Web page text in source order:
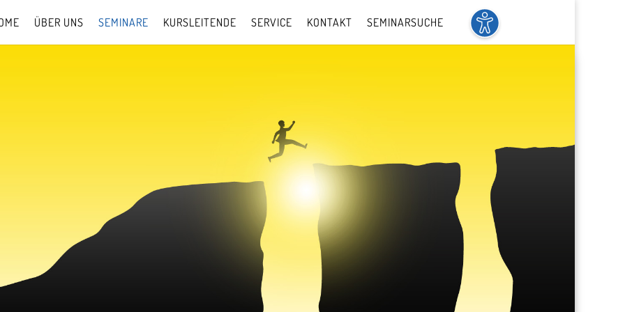
ÜBER UNS SEMINARE KURSLEITENDE SERVICE KONTAKT SEMINARSUCHE